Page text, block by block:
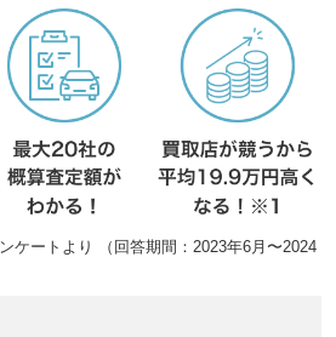
ケートより （回答期間：2023年6月〜2024